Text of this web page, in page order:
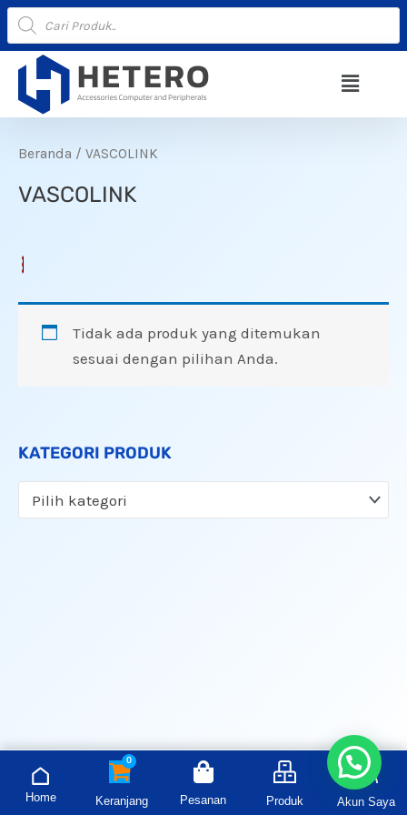
Lewati
ke
konten
Products
search
Menu
KATEGORI PRODUK
Pilih kategori
Beranda / VASCOLINK
VASCOLINK
Tidak ada produk yang ditemukan
sesuai dengan pilihan Anda.
Home Keranjang Pesanan Produk Akun Saya